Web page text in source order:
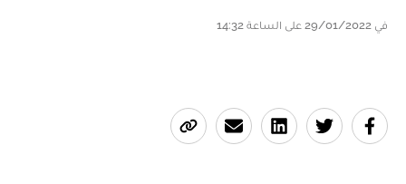
في 29/01/2022 على الساعة 14:32